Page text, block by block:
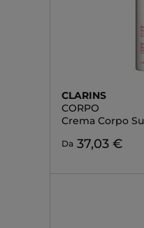
CLARINS
CORPO
Crema Corpo
Da 37,03 €